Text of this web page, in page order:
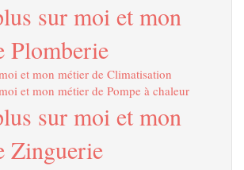
sur moi et mon
Plomberie
et mon métier de Climatisation
et mon métier de Pompe à chaleur
sur moi et mon
Zinguerie